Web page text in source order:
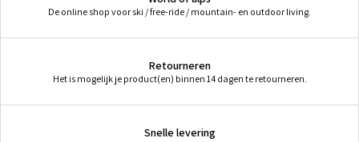
De online shop voor ski / free-ride / mountain- en outdoor living.
Retourneren
Het is mogelijk je product(en) binnen 14 dagen te retourneren.
Snelle levering